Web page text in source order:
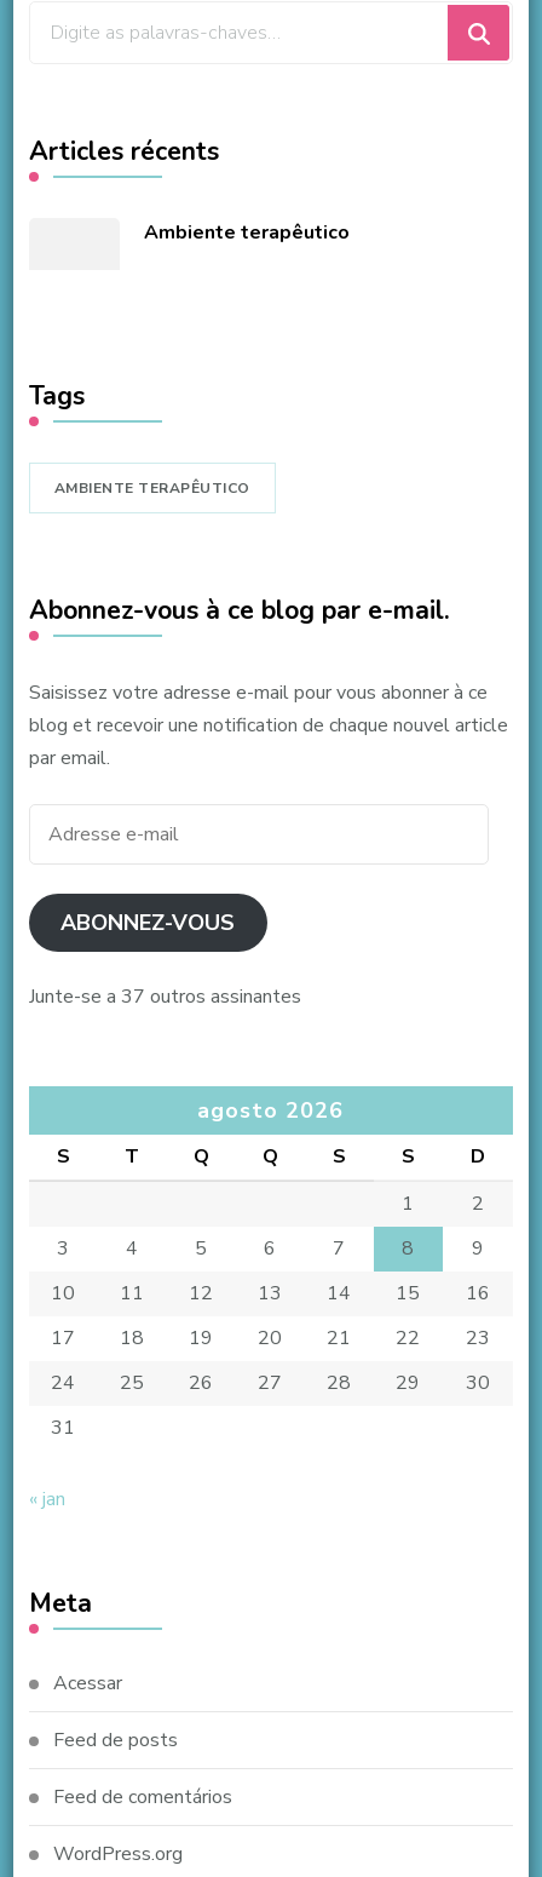
algo?
Articles récents
Ambiente terapêutico
Tags
AMBIENTE TERAPÊUTICO
Abonnez-vous à ce blog par e-mail.
Saisissez votre adresse e-mail pour vous abonner à ce
blog et recevoir une notification de chaque nouvel article
par email.
ABONNEZ-VOUS
Junte-se a 37 outros assinantes
agosto 2026
S T Q Q S S
D
1
2
3
4 5 6 7 8
9
10
11 12 13 14 15
16
17
18 19 20 21 22
23
24
25 26 27 28 29
30
31
« jan
Meta
Acessar
Feed de posts
Feed de comentários
WordPress.org